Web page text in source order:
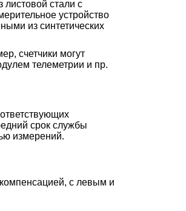
листовой стали с
устройство
из синтетических
счетчики могут
телеметрии и пр.
срок службы
измерений.
с левым и